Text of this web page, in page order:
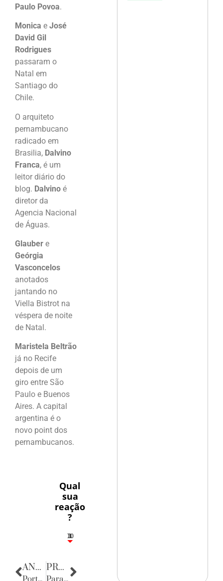
Paulo Povoa.
Monica e José
David Gil
Rodrigues
passaram o
Natal em
Santiago do
Chile.
O arquiteto
pernambucano
radicado em
Brasilia, Dalvino
Franca, é um
leitor diário do
blog. Dalvino é
diretor da
Agencia Nacional
de Águas.
Glauber e
Geórgia
Vasconcelos
anotados
jantando no
Viella Bistrot na
véspera de noite
de Natal.
Maristela Beltrão
já no Recife
depois de um
giro entre São
Paulo e Buenos
Aires. A capital
argentina é o
novo point dos
pernambucanos.
Qual
sua
reação
?
3
1
1
3
10
ANTERIOR
Porta Retratos
PRÓXIMA
Parabéns, Cássio!